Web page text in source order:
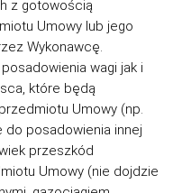
z gotowością
Umowy lub jego
Wykonawcę.
wagi jak i
które będą
Umowy (np.
do posadowienia innej
przeszkód
Umowy (nie dojdzie